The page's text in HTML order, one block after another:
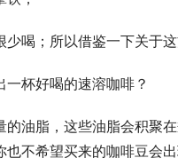
少喝；所以借鉴一下关于这
一杯好喝的速溶咖啡？
的油脂，这些油脂会积聚
也不希望买来的咖啡豆会